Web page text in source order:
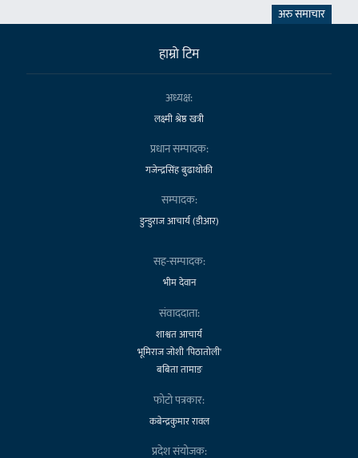
अरु समाचार
हाम्राे टिम
अध्यक्ष:
लक्ष्मी श्रेष्ठ खत्री
प्रधान सम्पादक:
गजेन्द्रसिंह बुढाथोकी
सम्पादक:
डुन्डुराज आचार्य (डीआर)
सह-सम्पादक:
भीम देवान
संवाददाता:
शाश्वत आचार्य
भूमिराज जोशी 'पिठातोली'
बबिता तामाङ
फोटो पत्रकार:
कबेन्द्रकुमार रावल
प्रदेश संयोजक: